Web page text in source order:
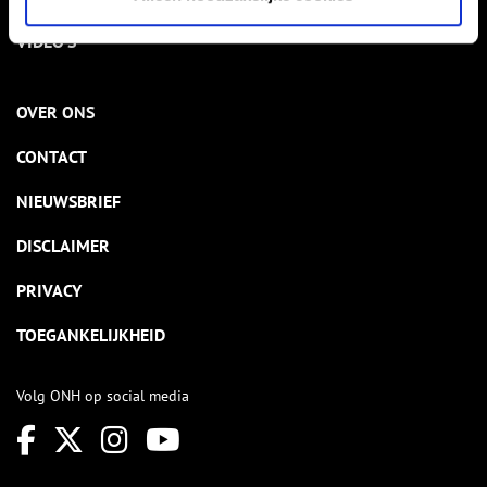
VIDEO’S
OVER ONS
CONTACT
NIEUWSBRIEF
DISCLAIMER
PRIVACY
TOEGANKELIJKHEID
Volg ONH op social media